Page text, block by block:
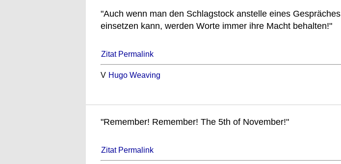
"Auch wenn man den Schlagstock anstelle eines Gespräches
einsetzen kann, werden Worte immer ihre Macht behalten!"
Zitat Permalink
V Hugo Weaving
"Remember! Remember! The 5th of November!"
Zitat Permalink